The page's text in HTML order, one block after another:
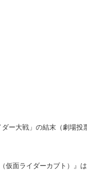
ダー大戦」の結末（劇場
仮面ライダーカブト）』